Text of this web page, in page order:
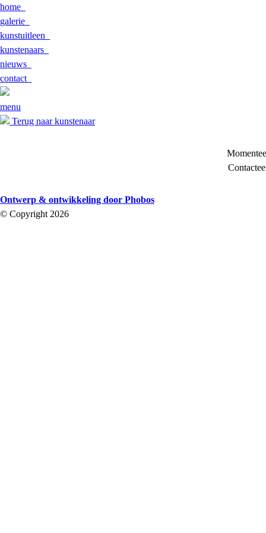
home
galerie
kunstuitleen
kunstenaars
nieuws
contact
menu
Terug naar kunstenaar
Ontwerp & ontwikkeling door Phobos
© Copyright 2026